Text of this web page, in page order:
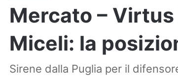
Mercato –
Miceli: la
Sirene dalla Puglia per il